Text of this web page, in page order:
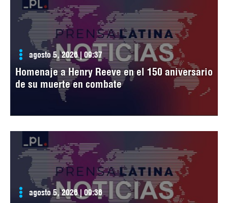
agosto 5, 2026 | 09:37
Homenaje a Henry Reeve en el 150 aniversario
de su muerte en combate
agosto 5, 2026 | 09:36